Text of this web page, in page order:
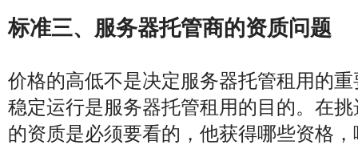
标准三、服务器托管商的资质问题
价格的高低不是决定服务器托管租用的
稳定运行是服务器托管租用的目的。在
的资质是必须要看的，他获得哪些资格